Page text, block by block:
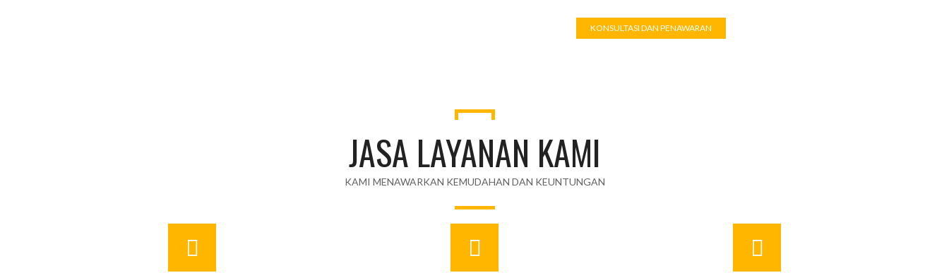
KONSULTASI DAN PENAWARAN
JASA LAYANAN KAMI
KAMI MENAWARKAN KEMUDAHAN DAN KEUNTUNGAN